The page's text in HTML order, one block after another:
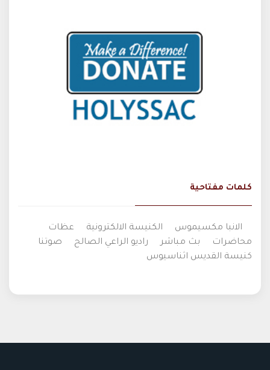
كلمات مفتاحية
الانبا مكسيموس الكنيسة الالكترونية
عظات
محاضرات
بث مباشر راديو الراعي الصالح
صوتنا
كنيسة القديس اثناسيوس